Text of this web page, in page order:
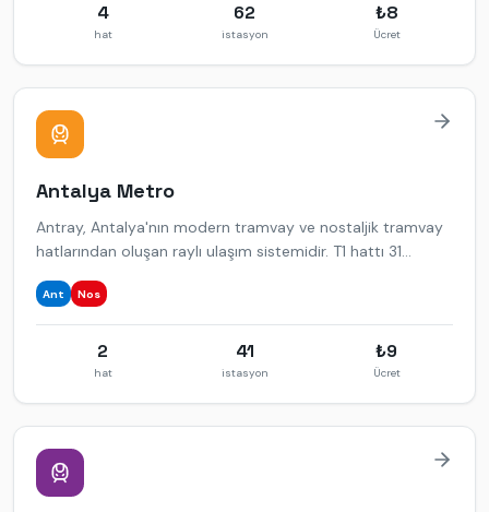
4
hat
62
istasyon
₺8
Ücret
Antalya Metro
Antray, Antalya'nın modern tramvay ve nostaljik tramvay
hatlarından oluşan raylı ulaşım sistemidir. T1 hattı 31
Ant Nos
2
hat
41
istasyon
₺9
Ücret